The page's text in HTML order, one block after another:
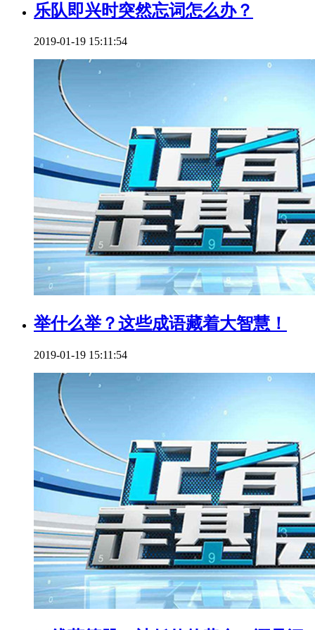
乐队即兴时突然忘词怎么办？
2019-01-19 15:11:54
举什么举？这些成语藏着大智慧！
2019-01-19 15:11:54